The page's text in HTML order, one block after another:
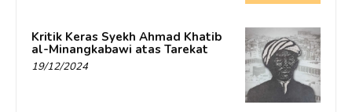
Kritik Keras Syekh Ahmad Khatib
al-Minangkabawi atas Tarekat
19/12/2024